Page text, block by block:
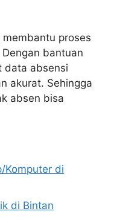
proses
bantuan
data absensi
akurat. Sehingga
absen bisa
Komputer di
di Bintan